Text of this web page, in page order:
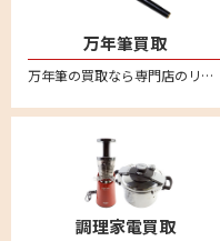
万年筆買取
万年筆の買取なら専門店のリムーブ。モンブランやセーラー、ペリカン、ラミー、ウォーターマン、アウロラなど幅広く万年筆の買取強化をおこなっております。万年筆を売るならリムーブへ。全国対応・送料無料の宅配査定はこちら
調理家電買取